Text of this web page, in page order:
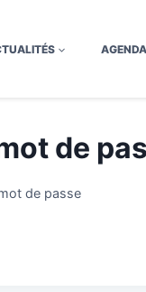
AGENDA
de
de passe